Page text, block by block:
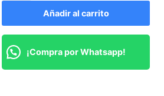
Añadir al carrito
¡Compra por Whatsapp!